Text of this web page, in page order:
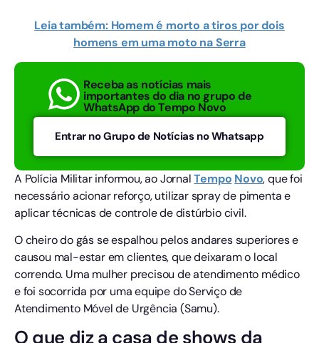
Leia também: Homem é morto a tiros por dois
homens em uma moto na Serra
Receba as notícias mais
importantes do dia no grupo de
WhatsApp do Tempo Novo
Entrar no Grupo de Notícias no Whatsapp
A Polícia Militar informou, ao JornalTempo Novo, que foi
necessário acionar reforço, utilizar spray de pimenta e
aplicar técnicas de controle de distúrbio civil.
O cheiro do gás se espalhou pelos andares superiores e
causou mal-estar em clientes, que deixaram o local
correndo. Uma mulher precisou de atendimento médico
e foi socorrida por uma equipe do Serviço de
Atendimento Móvel de Urgência (Samu).
O que diz a casa de shows da